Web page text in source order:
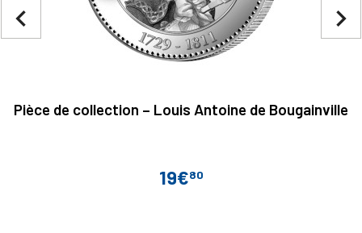
Pièce de collection – Louis Antoine de Bougainville
Prix
19€80
navigate_next
navigate_before